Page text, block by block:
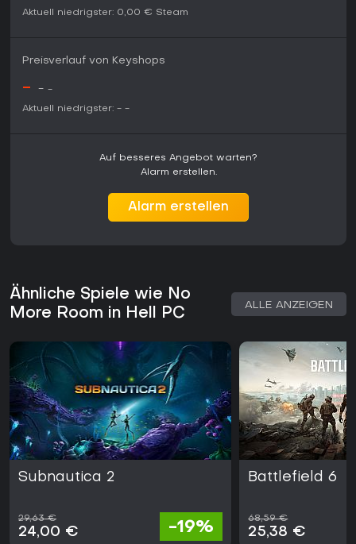
Aktuell niedrigster: 0,00 € Steam
Preisverlauf von Keyshops
- - -
Aktuell niedrigster: - -
Auf besseres Angebot warten?
Alarm erstellen.
Alarm erstellen
Ähnliche Spiele wie No
More Room in Hell PC
ALLE ANZEIGEN
Subnautica 2
29,63 €
24,00 € -19%
Battlefield 6
68,59 €
25,38 €